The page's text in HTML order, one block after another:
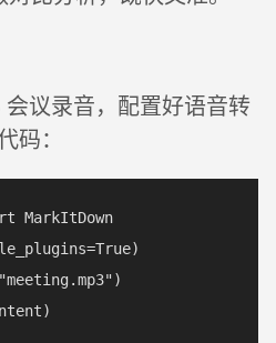
议录音，配置好语音转
码：
MarkItDown